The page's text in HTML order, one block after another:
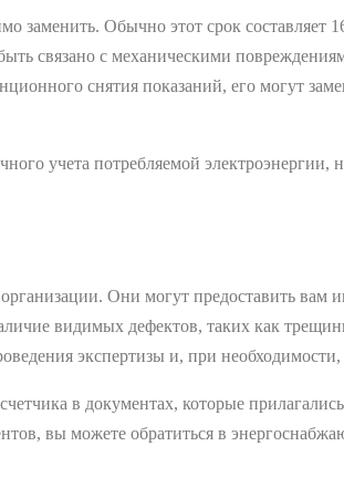
заменить. Обычно этот срок составляет
связано с механическими
снятия показаний, его могут
учета потребляемой
Они могут предоставить
видимых дефектов, таких как
экспертизы и, при необходимости,
в документах, которые
вы можете обратиться в